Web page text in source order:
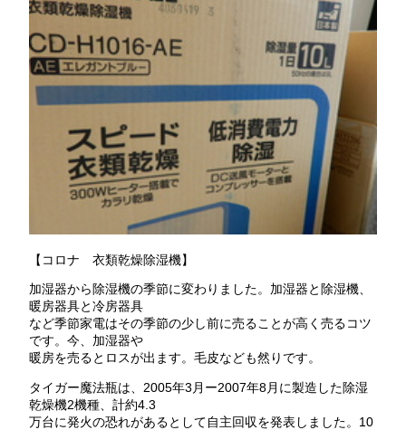
【コロナ 衣類乾燥除湿機】
加湿器から除湿機の季節に変わりました。加湿器と除湿機、
暖房器具と冷房器具
など季節家電はその季節の少し前に売ることが高く売るコツ
です。今、加湿器や
暖房を売るとロスが出ます。毛皮なども然りです。
タイガー魔法瓶は、2005年3月ー2007年8月に製造した除湿
乾燥機2機種、計約4.3
万台に発火の恐れがあるとして自主回収を発表しました。10